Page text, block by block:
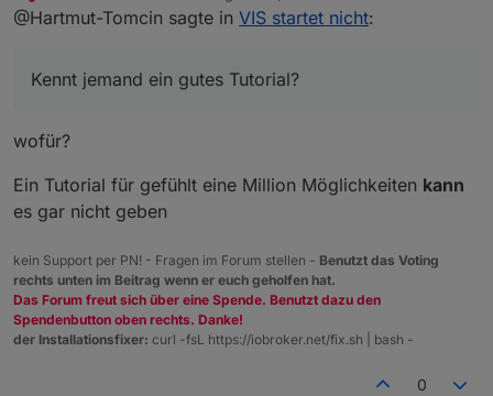
Version 3.09 gebracht. nun läuft VIS erstmal. Mal
Nicht stören
@Hartmut-Tomcin sagte in VIS startet nicht:
Kennt jemand ein gutes Tutorial?
wofür?
Ein Tutorial für gefühlt eine Million Möglichkeiten kann
es gar nicht geben
kein Support per PN! - Fragen im Forum stellen - Benutzt das Voting
rechts unten im Beitrag wenn er euch geholfen hat.
Das Forum freut sich über eine Spende. Benutzt dazu den
Spendenbutton oben rechts. Danke!
der Installationsfixer: curl -fsL https://iobroker.net/fix.sh | bash -
0